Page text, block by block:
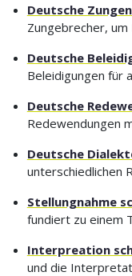
Deutsche
Zungebrecher,
Deutsche
Beleidigungen für
Deutsche
Redewendungen
Deutsche
unterschiedlichen
Stellungnahme
fundiert zu einem
Interpreation
und die